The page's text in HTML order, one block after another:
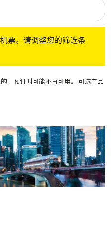
票。请调整您的筛选条
，预订时可能不再可用。 可选产品